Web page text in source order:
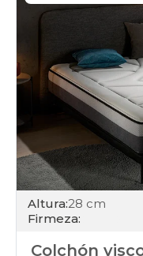
Altura:28 cm
Firmeza:
Colchón